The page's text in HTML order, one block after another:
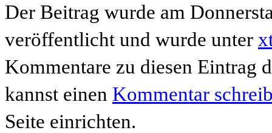
Der Beitrag wurde am
veröffentlicht und wurde unter
Kommentare zu diesen Eintrag
kannst einen Kommentar
Seite einrichten.